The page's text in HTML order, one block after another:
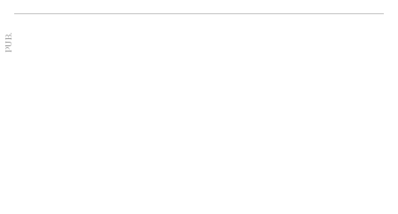
PUB.